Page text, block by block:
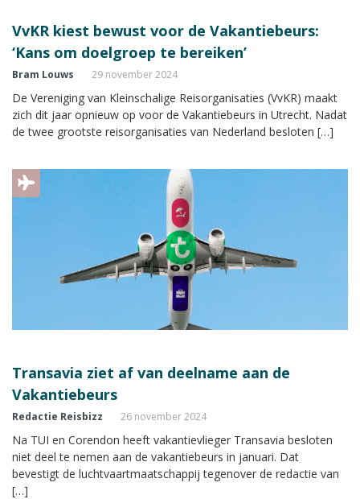
VvKR kiest bewust voor de Vakantiebeurs:
‘Kans om doelgroep te bereiken’
Bram Louws 29 november 2024
De Vereniging van Kleinschalige Reisorganisaties (VvKR) maakt
zich dit jaar opnieuw op voor de Vakantiebeurs in Utrecht. Nadat
de twee grootste reisorganisaties van Nederland besloten […]
Transavia ziet af van deelname aan de
Vakantiebeurs
Redactie Reisbizz 26 november 2024
Na TUI en Corendon heeft vakantievlieger Transavia besloten
niet deel te nemen aan de vakantiebeurs in januari. Dat
bevestigt de luchtvaartmaatschappij tegenover de redactie van
[…]